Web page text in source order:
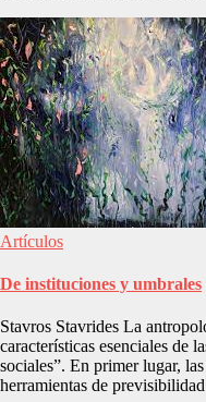
Artículos
De instituciones y umbrales
Stavros Stavrides La
características esenciales de
sociales”. En primer lugar,
herramientas de